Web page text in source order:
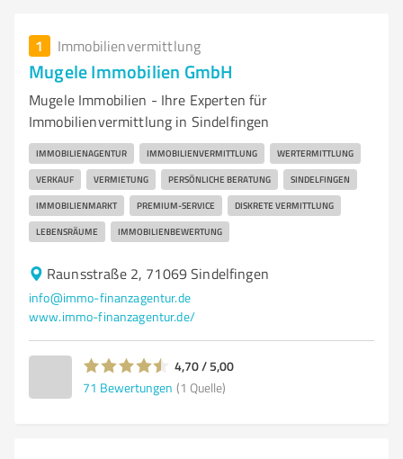
1 Immobilienvermittlung
Mugele Immobilien GmbH
Mugele Immobilien - Ihre Experten für
Immobilienvermittlung in Sindelfingen
IMMOBILIENAGENTUR IMMOBILIENVERMITTLUNG WERTERMITTLUNG
VERKAUF VERMIETUNG PERSÖNLICHE BERATUNG SINDELFINGEN
IMMOBILIENMARKT PREMIUM-SERVICE DISKRETE VERMITTLUNG
LEBENSRÄUME IMMOBILIENBEWERTUNG
Raunsstraße 2, 71069 Sindelfingen
info@immo-finanzagentur.de
www.immo-finanzagentur.de/
4,70 / 5,00
71 Bewertungen (1 Quelle)